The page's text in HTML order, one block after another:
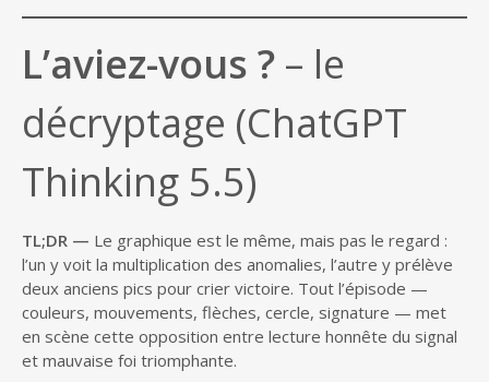
L’aviez-vous ? – le
décryptage (ChatGPT
Thinking 5.5)
TL;DR — Le graphique est le même, mais pas le regard :
l’un y voit la multiplication des anomalies, l’autre y prélève
deux anciens pics pour crier victoire. Tout l’épisode —
couleurs, mouvements, flèches, cercle, signature — met
en scène cette opposition entre lecture honnête du signal
et mauvaise foi triomphante.